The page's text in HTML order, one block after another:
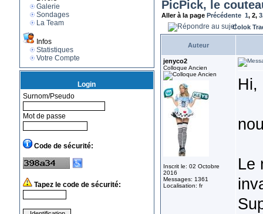
Galerie
Sondages
La Team
Infos
Statistiques
Votre Compte
Login
Surnom/Pseudo
Mot de passe
Code de sécurité:
Tapez le code de sécurité:
PicPick, le
Aller à la page Précédente 1, 2, 3
Colok
Auteur
jenyco2
Colloque Ancien
Inscrit le: 02 Octobre
2016
Messages: 1361
Localisation: fr
Hi,
Le